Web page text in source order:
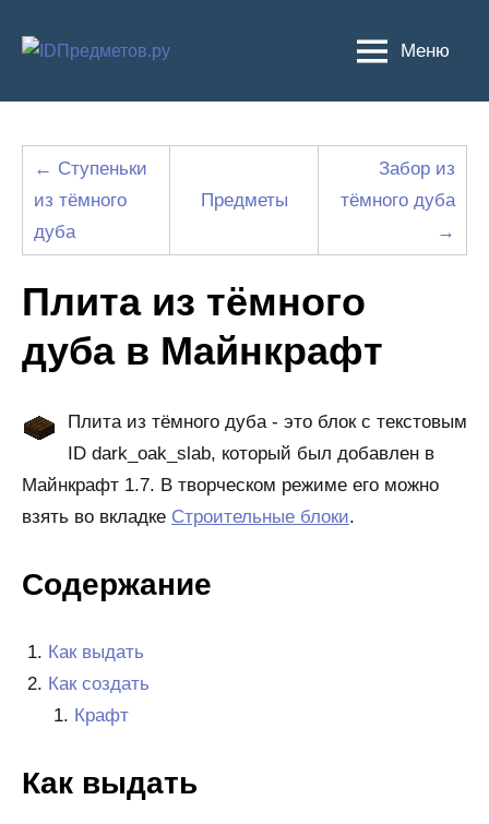
Меню
← Ступеньки
из тёмного
дуба
Предметы
Забор из
тёмного дуба
→
Плита из тёмного
дуба в Майнкрафт
Плита из тёмного дуба - это блок с текстовым
ID dark_oak_slab, который был добавлен в
Майнкрафт 1.7. В творческом режиме его можно
взять во вкладке Строительные блоки.
Содержание
Как выдать
Как создать
Крафт
Как выдать